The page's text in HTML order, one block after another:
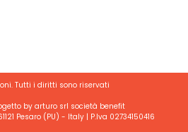
Tutti i diritti sono riservati
by arturo srl società benefit
Pesaro (PU) - Italy | P.Iva 02734150416